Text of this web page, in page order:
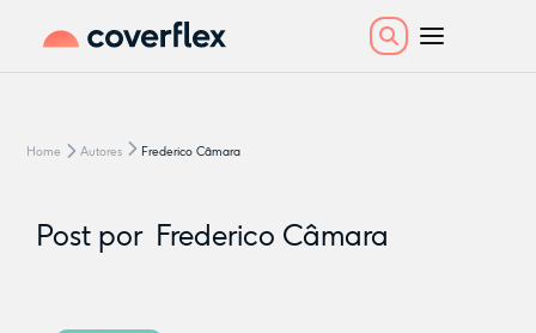
Home Autores Frederico Câmara
Post por Frederico Câmara